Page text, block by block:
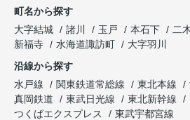
町名から探す
大字結城
諸川 玉戸 本石下 二
新福寺
水海道諏訪町
大字羽川
沿線から探す
水戸線
関東鉄道常総線 東北本線
真岡鉄道
東武日光線 東北新幹線
つくばエクスプレス
東武宇都宮線